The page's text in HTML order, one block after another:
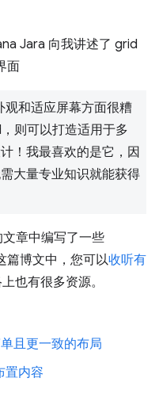
Jara 向我讲述了 grid
面
观和适应屏幕方面很糟
则可以打造适用于多
！我最喜欢的是它，因
大量专业知识就能获得
文章中编写了一些
篇博文中，您可以收听有
也有很多资源。
且更一致的布局
置内容